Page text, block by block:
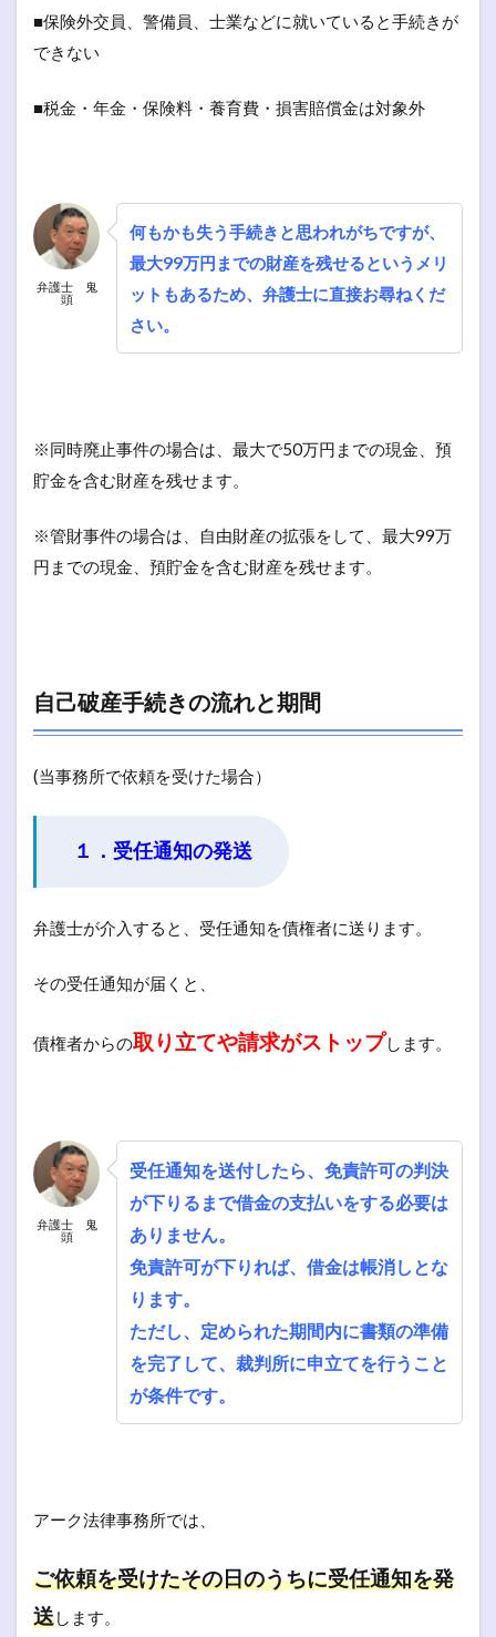
■保険外交員、警備員、士業などに就いていると手続きが
できない
■税金・年金・保険料・養育費・損害賠償金は対象外
弁護士 鬼
頭
何もかも失う手続きと思われがちですが、
最大99万円までの財産を残せるというメリ
ットもあるため、弁護士に直接お尋ねくだ
さい。
※同時廃止事件の場合は、最大で50万円までの現金、預
貯金を含む財産を残せます。
※管財事件の場合は、自由財産の拡張をして、最大99万
円までの現金、預貯金を含む財産を残せます。
自己破産手続きの流れと期間
(当事務所で依頼を受けた場合）
１．受任通知の発送
弁護士が介入すると、受任通知を債権者に送ります。
その受任通知が届くと、
債権者からの取り立てや請求がストップします。
弁護士 鬼
頭
受任通知を送付したら、免責許可の判決
が下りるまで借金の支払いをする必要は
ありません。
免責許可が下りれば、借金は帳消しとな
ります。
ただし、定められた期間内に書類の準備
を完了して、裁判所に申立てを行うこと
が条件です。
アーク法律事務所では、
ご依頼を受けたその日のうちに受任通知を発
送します。